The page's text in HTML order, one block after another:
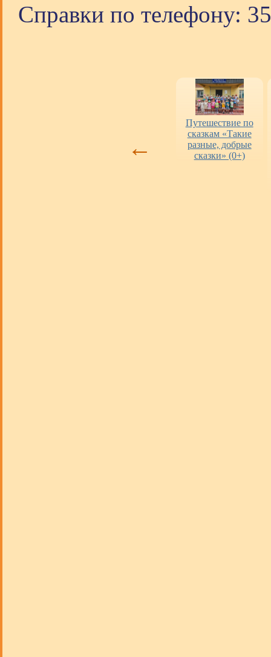
Справки по телефону:
←
Путешествие по
сказкам «Такие
разные, добрые
сказки» (0+)